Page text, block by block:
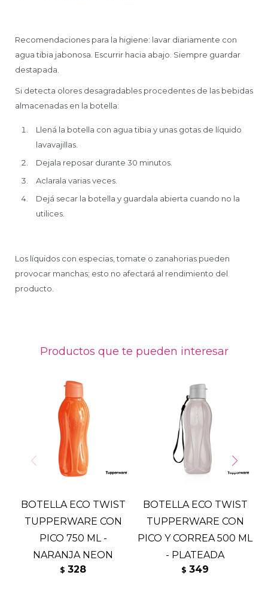
Recomendaciones para la higiene: lavar diariamente con
agua tibia jabonosa. Escurrir hacia abajo. Siempre guardar
destapada.
Si detecta olores desagradables procedentes de las bebidas
almacenadas en la botella:
Llená la botella con agua tibia y unas gotas de líquido
lavavajillas.
Dejala reposar durante 30 minutos.
Aclarala varias veces.
Dejá secar la botella y guardala abierta cuando no la
utilices.
Los líquidos con especias, tomate o zanahorias pueden
provocar manchas; esto no afectará al rendimiento del
producto.
Productos que te pueden interesar
BOTELLA ECO TWIST
TUPPERWARE CON
PICO 750 ML -
NARANJA NEON
$ 328
BOTELLA ECO TWIST
TUPPERWARE CON
PICO Y CORREA 500 ML
- PLATEADA
$ 349